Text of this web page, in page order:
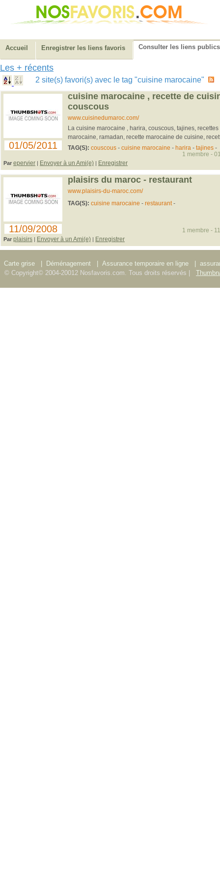
Accueil Enregistrer les liens favoris Consulter les liens publics
Les + récents
2 site(s) favori(s) avec le tag "cuisine marocaine"
01/05/2011
cuisine marocaine , recette de
couscous
www.cuisinedumaroc.com/
La cuisine marocaine , harira, couscous, tajines,
marocaine, ramadan, recette marocaine de cuisine,
TAG(S): couscous- cuisine marocaine - harira - tajines-
Par epervier | Envoyer à un Ami(e) | Enregistrer
1 membre -
11/09/2008
plaisirs du maroc - restaurant
www.plaisirs-du-maroc.com/
TAG(S): cuisine marocaine - restaurant-
Par plaisirs | Envoyer à un Ami(e) | Enregistrer
1 membre -
Carte grise Déménagement Assurance temporaire en ligne
© Copyright© 2004-20012 Nosfavoris.com. Tous droits réservés |